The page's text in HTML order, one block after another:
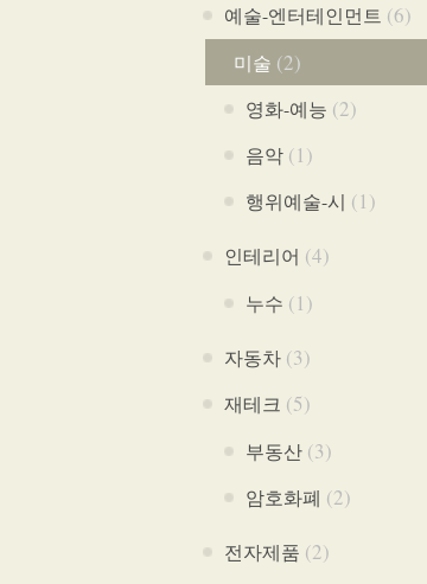
예술-엔터테인먼트 (6)
미술 (2)
영화-예능 (2)
음악 (1)
행위예술-시 (1)
인테리어 (4)
누수 (1)
자동차 (3)
재테크 (5)
부동산 (3)
암호화폐 (2)
전자제품 (2)